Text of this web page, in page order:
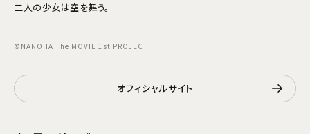
二人の少女は空を舞う。
©NANOHA The MOVIE 1st PROJECT
オフィシャルサイト